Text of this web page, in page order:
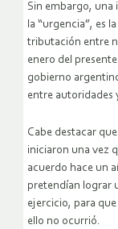
Sin embargo, una
la “urgencia”, es
tributación entre
enero del
gobierno
entre autoridades
Cabe destacar
iniciaron una vez
acuerdo hace un
pretendían lograr
ejercicio, para
ello no ocurrió.